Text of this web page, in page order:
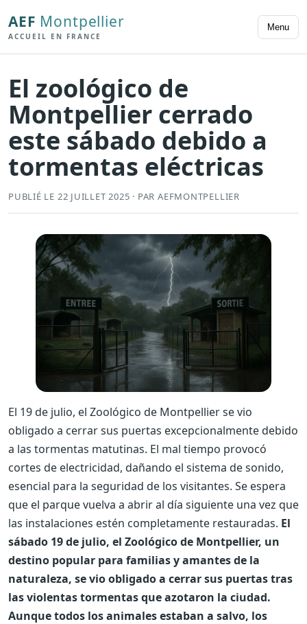
AEF Montpellier
ACCUEIL EN FRANCE
Menu
El zoológico de
Montpellier cerrado
este sábado debido a
tormentas eléctricas
PUBLIÉ LE 22 JUILLET 2025 · PAR AEFMONTPELLIER
El 19 de julio, el Zoológico de Montpellier se vio
obligado a cerrar sus puertas excepcionalmente debido
a las tormentas matutinas. El mal tiempo provocó
cortes de electricidad, dañando el sistema de sonido,
esencial para la seguridad de los visitantes. Se espera
que el parque vuelva a abrir al día siguiente una vez que
las instalaciones estén completamente restauradas. El
sábado 19 de julio, el Zoológico de Montpellier, un
destino popular para familias y amantes de la
naturaleza, se vio obligado a cerrar sus puertas tras
las violentas tormentas que azotaron la ciudad.
Aunque todos los animales estaban a salvo, los